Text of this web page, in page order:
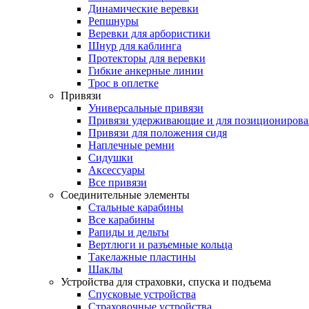
Динамические веревки
Репшнуры
Веревки для арбористики
Шнур для каблинга
Протекторы для веревки
Гибкие анкерные линии
Трос в оплетке
Привязи
Универсальные привязи
Привязи удерживающие и для
Привязи для положения сидя
Наплечные ремни
Сидушки
Аксессуары
Все привязи
Соединительные элементы
Стальные карабины
Все карабины
Рапиды и дельты
Вертлюги и разъемные кольца
Такелажные пластины
Шаклы
Устройства для страховки, спуска и подъема
Спусковые устройства
Страховочные устройства